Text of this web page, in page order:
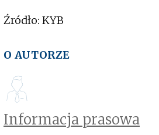
Źródło: KYB
O AUTORZE
Informacja prasowa